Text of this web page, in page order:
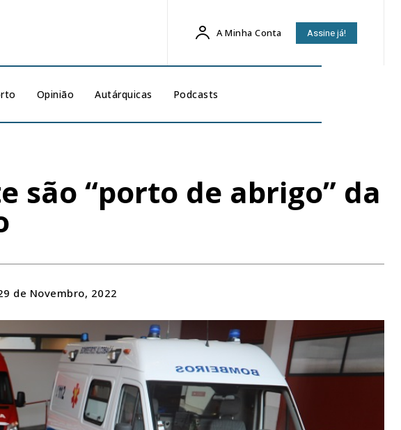
A Minha Conta Assine já!
Opinião Autárquicas Podcasts
são “porto de abrigo” da
de Novembro, 2022